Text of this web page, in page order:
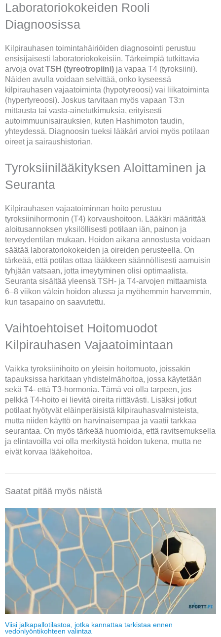
Laboratoriokokeiden Rooli
Diagnoosissa
Kilpirauhasen toimintahäiriöiden diagnosointi perustuu
ensisijaisesti laboratoriokokeisiin. Tärkeimpiä tutkittavia
arvoja ovatTSH (tyreotropiini) ja vapaa T4 (tyroksiini).
Näiden avulla voidaan selvittää, onko kyseessä
kilpirauhasen vajaatoiminta (hypotyreoosi) vai liikatoiminta
(hypertyreoosi). Joskus tarvitaan myös vapaan T3:n
mittausta tai vasta-ainetutkimuksia, erityisesti
autoimmuunisairauksien, kuten Hashimoton taudin,
yhteydessä. Diagnoosin tueksi lääkäri arvioi myös potilaan
oireet ja sairaushistorian.
Tyroksiinilääkityksen Aloittaminen ja
Seuranta
Kilpirauhasen vajaatoiminnan hoito perustuu
tyroksiinihormonin (T4) korvaushoitoon. Lääkäri määrittää
aloitusannoksen yksilöllisesti potilaan iän, painon ja
terveydentilan mukaan. Hoidon aikana annostusta voidaan
säätää laboratoriokokeiden ja oireiden perusteella. On
tärkeää, että potilas ottaa lääkkeen säännöllisesti aamuisin
tyhjään vatsaan, jotta imeytyminen olisi optimaalista.
Seuranta sisältää yleensä TSH- ja T4-arvojen mittaamista
6–8 viikon välein hoidon alussa ja myöhemmin harvemmin,
kun tasapaino on saavutettu.
Vaihtoehtoiset Hoitomuodot
Kilpirauhasen Vajaatoimintaan
Vaikka tyroksiinihoito on yleisin hoitomuoto, joissakin
tapauksissa harkitaan yhdistelmähoitoa, jossa käytetään
sekä T4- että T3-hormonia. Tämä voi olla tarpeen, jos
pelkkä T4-hoito ei lievitä oireita riittävästi. Lisäksi jotkut
potilaat hyötyvät eläinperäisistä kilpirauhasvalmisteista,
mutta niiden käyttö on harvinaisempaa ja vaatii tarkkaa
seurantaa. On myös tärkeää huomioida, että ravitsemuksella
ja elintavoilla voi olla merkitystä hoidon tukena, mutta ne
eivät korvaa lääkehoitoa.
Saatat pitää myös näistä
Viisi jalkapallotilastoa, jotka kannattaa tarkistaa ennen
vedonlyöntikohteen valintaa